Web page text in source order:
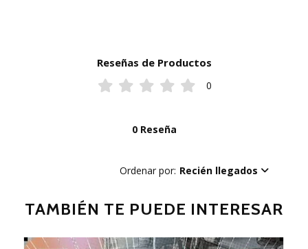
Reseñas de Productos
0
0 Reseña
Ordenar por: Recién llegados
TAMBIÉN TE PUEDE INTERESAR